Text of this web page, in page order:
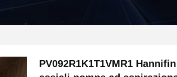
PV092R1K1T1VMR1